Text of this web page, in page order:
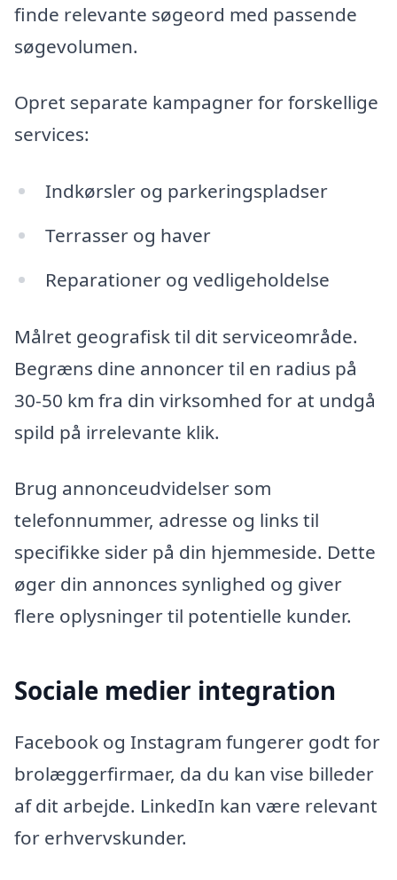
finde relevante søgeord med passende
søgevolumen.
Opret separate kampagner for forskellige
services:
Indkørsler og parkeringspladser
Terrasser og haver
Reparationer og vedligeholdelse
Målret geografisk til dit serviceområde.
Begræns dine annoncer til en radius på
30-50 km fra din virksomhed for at undgå
spild på irrelevante klik.
Brug annonceudvidelser som
telefonnummer, adresse og links til
specifikke sider på din hjemmeside. Dette
øger din annonces synlighed og giver
flere oplysninger til potentielle kunder.
Sociale medier integration
Facebook og Instagram fungerer godt for
brolæggerfirmaer, da du kan vise billeder
af dit arbejde. LinkedIn kan være relevant
for erhvervskunder.